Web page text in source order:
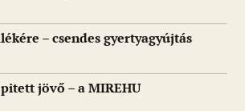
– csendes gyertyagyújtás
jövő – a MIREHU